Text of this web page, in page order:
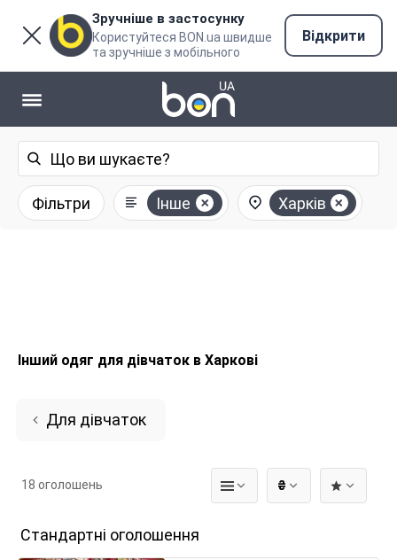
Зручніше в застосунку
Користуйтеся BON.ua швидше
та зручніше з мобільного
Відкрити
Фільтри Інше Харків
Інший одяг для дівчаток в Харкові
Для дівчаток
₴
18 оголошень
Стандартні оголошення